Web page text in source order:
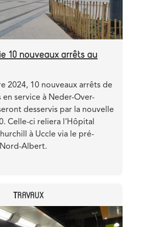
10 nouveaux arrêts au
2024, 10 nouveaux arrêts de
service à Neder-Over-
desservis par la nouvelle
Celle-ci reliera l'Hôpital
à Uccle via le pré-
Albert.
TRAVAUX